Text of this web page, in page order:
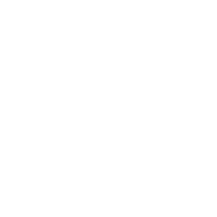
быстрые зажимы, которые
нижнее дно, где можно хранить
— 81 см. Встроенная система
опорные ножки, фиксаторы-собачки 4